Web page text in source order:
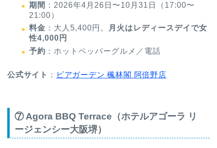
期間 ：2026年4月26日〜10月31日（17:00〜
21:00）
料金 ：大人5,400円。
月火はレディースデイで女
性4,000円
予約 ：ホットペッパーグルメ／電話
公式サイト ： ビアガーデン 楓林閣 阿倍野店
⑦ Agora BBQ Terrace（ホテルアゴーラ リ
ージェンシー大阪堺）